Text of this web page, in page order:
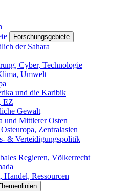
Forschungsgebiete
der Sahara
Cyber, Technologie
Umwelt
und die Karibik
EZ
Gewalt
und Mittlerer Osten
Zentralasien
& Verteidigungspolitik
Regieren, Völkerrecht
Handel, Ressourcen